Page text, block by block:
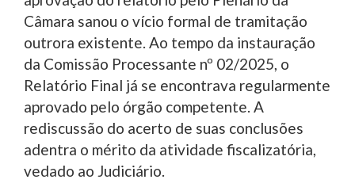
Câmara sanou o vício formal de tramitação
outrora existente. Ao tempo da instauração
da Comissão Processante nº 02/2025, o
Relatório Final já se encontrava regularmente
aprovado pelo órgão competente. A
rediscussão do acerto de suas conclusões
adentra o mérito da atividade fiscalizatória,
vedado ao Judiciário.